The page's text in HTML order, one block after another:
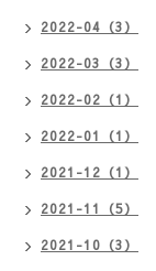
2022-04（3）
2022-03（3）
2022-02（1）
2022-01（1）
2021-12（1）
2021-11（5）
2021-10（3）